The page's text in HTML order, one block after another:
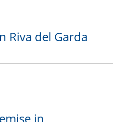
Riva del Garda
in